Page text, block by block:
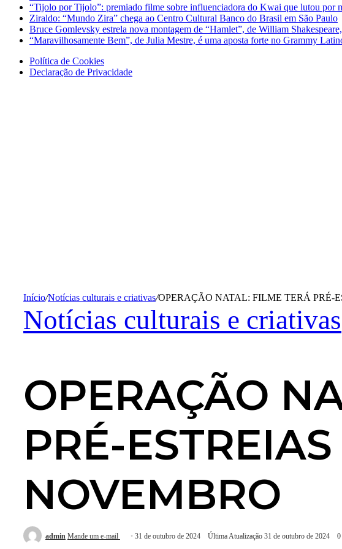
“Tijolo por Tijolo”: premiado filme sobre influenciadora do Kwai que lutou por
Ziraldo: “Mundo Zira” chega ao Centro Cultural Banco do Brasil em São Paulo
Bruce Gomlevsky estrela nova montagem de “Hamlet”, de William
“Maravilhosamente Bem”, de Julia Mestre, é uma aposta forte no Grammy
Política de Cookies
Declaração de Privacidade
Início/Notícias culturais e criativas/OPERAÇÃO NATAL: FILME TERÁ PRÉ-
Notícias culturais e criativas
OPERAÇÃO
PRÉ-
NOVEMBRO
admin Mande um e-mail 31 de outubro de 2024 Última Atualização 31 de outubro de 2024 0